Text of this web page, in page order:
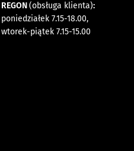
REGON(obsługa klienta):
poniedziałek 7.15-18.00,
wtorek-piątek 7.15-15.00